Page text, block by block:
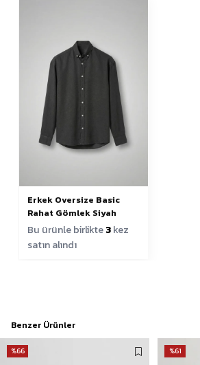
Erkek Oversize Basic
Rahat Gömlek Siyah
Bu ürünle birlikte3kez
satın alındı
Benzer Ürünler
%66 %61